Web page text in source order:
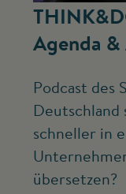
Agenda
Podcast des
Deutschland
schneller in
übersetzen?